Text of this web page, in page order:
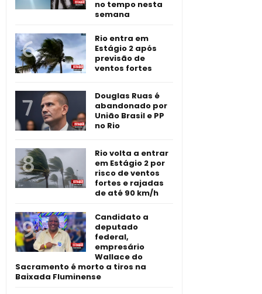
no tempo nesta
semana
Rio entra em
Estágio 2 após
previsão de
ventos fortes
Douglas Ruas é
abandonado por
União Brasil e PP
no Rio
Rio volta a entrar
em Estágio 2 por
risco de ventos
fortes e rajadas
de até 90 km/h
Candidato a
deputado
federal,
empresário
Wallace do
Sacramento é morto a tiros na
Baixada Fluminense